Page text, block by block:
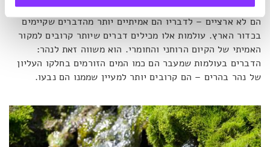
בעולמות האלה יש עצים, מים, דגים ושאר דברים ארציים. אך
הם לא ארציים – לדבריו הם אמיתיים יותר מהדברים שקיימים
בכדור הארץ. עולמות אלו מכילים דברים שיותר קרובים למקור
האמיתי של הקיום הרוחני והחומרי. הוא משווה זאת לנהר:
הדברים בעולמות שמעבר הם כמו המים הזורמים בחלקו העליון
של נהר בהרים – הם קרובים יותר למעיין שממנו הם נבעו.